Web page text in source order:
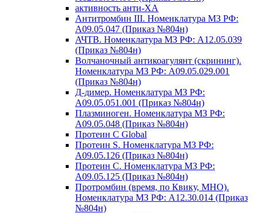
активность анти-ХА
Антитромбин III. Номенклатура МЗ РФ:
A09.05.047 (Приказ №804н)
АЧТВ. Номенклатура МЗ РФ: A12.05.039
(Приказ №804н)
Волчаночный антикоагулянт (скрининг).
Номенклатура МЗ РФ: A09.05.029.001
(Приказ №804н)
Д-димер. Номенклатура МЗ РФ:
A09.05.051.001 (Приказ №804н)
Плазминоген. Номенклатура МЗ РФ:
A09.05.048 (Приказ №804н)
Протеин C Global
Протеин S. Номенклатура МЗ РФ:
A09.05.126 (Приказ №804н)
Протеин С. Номенклатура МЗ РФ:
A09.05.125 (Приказ №804н)
Протромбин (время, по Квику, МНО).
Номенклатура МЗ РФ: A12.30.014 (Приказ
№804н)